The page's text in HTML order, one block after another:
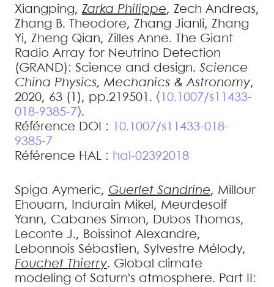
Xiangping, Zarka Philippe, Zech Andreas,
Zhang B. Theodore, Zhang Jianli, Zhang
Yi, Zheng Qian, Zilles Anne.
The Giant
Radio Array for Neutrino Detection
(GRAND): Science and design. Science
China Physics, Mechanics & Astronomy,
2020, 63 (1), pp.219501. ⟨10.1007/s11433-
018-9385-7⟩.
Référence DOI :
10.1007/s11433-018-
9385-7
Référence HAL : hal-02392018
Spiga Aymeric, Guerlet Sandrine, Millour
Ehouarn, Indurain Mikel , Meurdesoif
Yann, Cabanes Simon, Dubos Thomas,
Leconte J., Boissinot Alexandre,
Lebonnois Sébastien, Sylvestre Mélody,
Fouchet Thierry. Global climate
modeling of Saturn's atmosphere. Part II: